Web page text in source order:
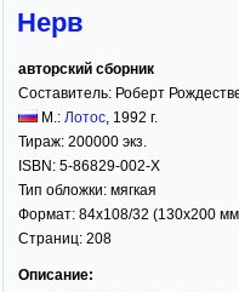
Нерв
авторский сборник
Составитель: Роберт
М.: Лотос, 1992 г.
Тираж: 200000 экз.
ISBN: 5-86829-002-X
Тип обложки: мягкая
Формат: 84x108/32 (130x200
Страниц: 208
Описание: